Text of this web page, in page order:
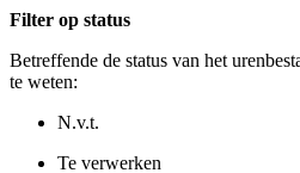
Filter op status
Betreffende de status van het
te weten:
N.v.t.
Te verwerken